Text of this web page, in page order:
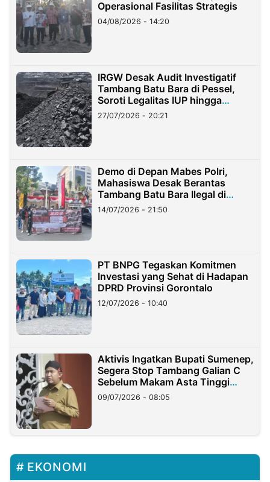
Operasional Fasilitas Strategis
04/08/2026 - 14:20
IRGW Desak Audit Investigatif
Tambang Batu Bara di Pessel,
Soroti Legalitas IUP hingga
Stockpile
27/07/2026 - 20:21
Demo di Depan Mabes Polri,
Mahasiswa Desak Berantas
Tambang Batu Bara Ilegal di
Lampung
14/07/2026 - 21:50
PT BNPG Tegaskan Komitmen
Investasi yang Sehat di Hadapan
DPRD Provinsi Gorontalo
12/07/2026 - 10:40
Aktivis Ingatkan Bupati Sumenep,
Segera Stop Tambang Galian C
Sebelum Makam Asta Tinggi
Longsor
09/07/2026 - 08:05
EKONOMI